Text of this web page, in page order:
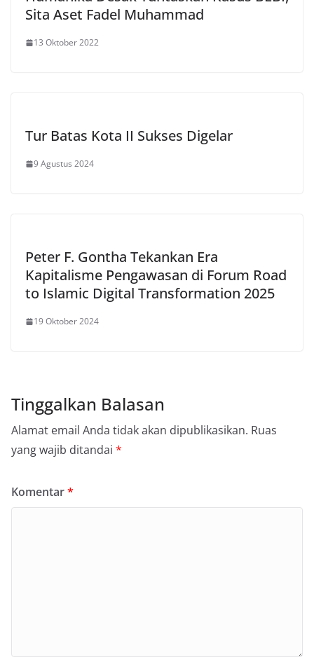
Sita Aset Fadel Muhammad
13 Oktober 2022
Tur Batas Kota II Sukses Digelar
9 Agustus 2024
Peter F. Gontha Tekankan Era
Kapitalisme Pengawasan di Forum Road
to Islamic Digital Transformation 2025
19 Oktober 2024
Tinggalkan Balasan
Alamat email Anda tidak akan dipublikasikan. Ruas
yang wajib ditandai *
Komentar*